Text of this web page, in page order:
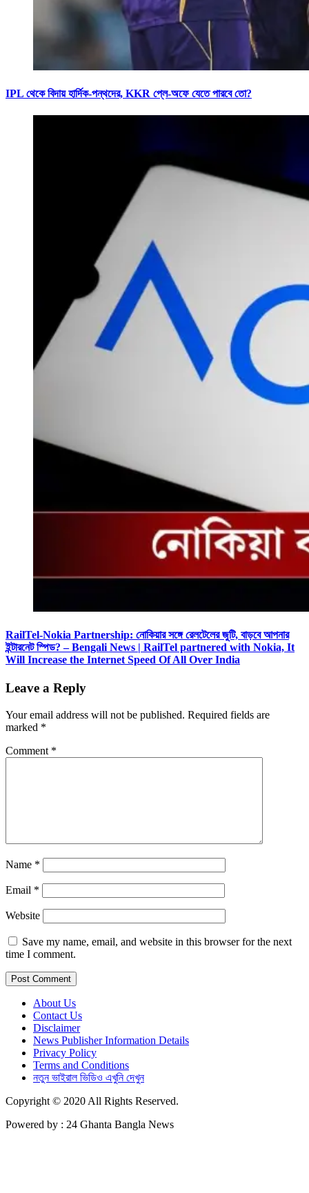
IPL থেকে বিদায় হার্দিক-পন্থদের, KKR প্লে-অফে যেতে পারবে তো?
RailTel-Nokia Partnership: নোকিয়ার সঙ্গে রেলটেলের জুটি, বাড়বে আপনার
ইন্টারনেট স্পিড? – Bengali News | RailTel partnered with Nokia, It
Will Increase the Internet Speed Of All Over India
Leave a Reply
Your email address will not be published. Required fields are
marked *
Comment *
Name *
Email *
Website
Save my name, email, and website in this browser for the next
time I comment.
About Us
Contact Us
Disclaimer
News Publisher Information Details
Privacy Policy
Terms and Conditions
নতুন ভাইরাল ভিডিও এখুনি দেখুন
Copyright © 2020 All Rights Reserved.
Powered by : 24 Ghanta Bangla News